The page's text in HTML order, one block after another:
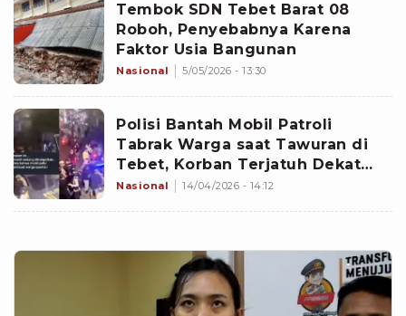
Tembok SDN Tebet Barat 08
Roboh, Penyebabnya Karena
Faktor Usia Bangunan
Nasional 5/05/2026 - 13:30
Polisi Bantah Mobil Patroli
Tabrak Warga saat Tawuran di
Tebet, Korban Terjatuh Dekat
Kendaraan
Nasional 14/04/2026 - 14:12